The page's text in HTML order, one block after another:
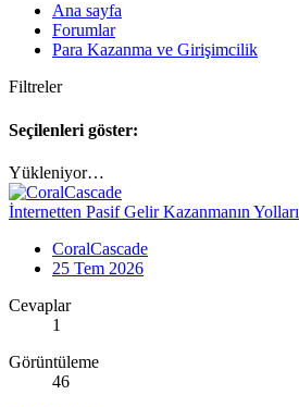
Ana sayfa
Forumlar
Para Kazanma ve Girişimcilik
Filtreler
Seçilenleri göster:
Yükleniyor…
İnternetten Pasif Gelir Kazanmanın Yolları
CoralCascade
25 Tem 2026
Cevaplar
1
Görüntüleme
46